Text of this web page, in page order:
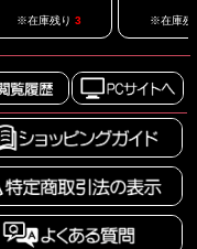
※在庫残り 3 ※在庫残